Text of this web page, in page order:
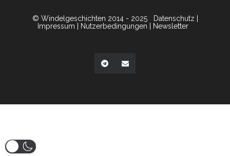
© Windelgeschichten 2014 - 2025 Datenschutz
Impressum
Nutzerbedingungen Newsletter